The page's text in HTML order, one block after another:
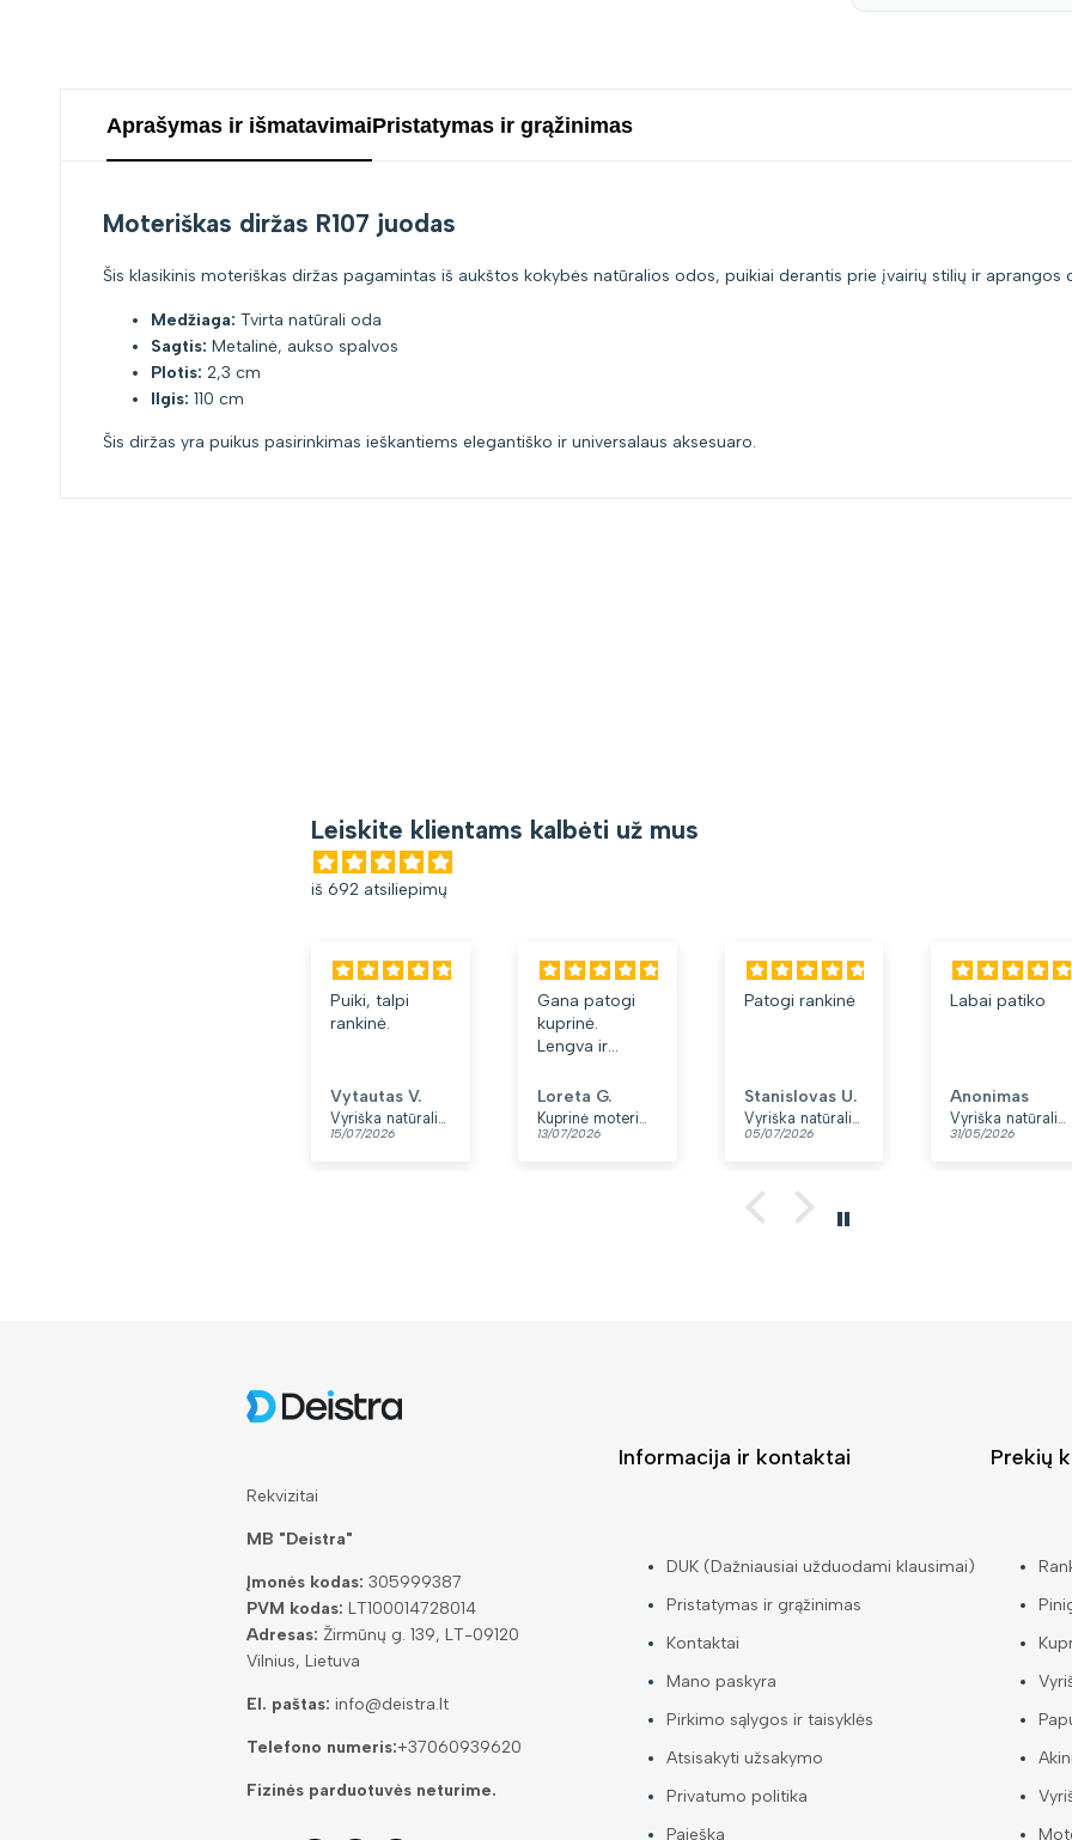
Aprašymas ir išmatavimaiPristatymas ir grąžinimas
Moteriškas diržas R107 juodas
Šis klasikinis moteriškas diržas pagamintas iš aukštos kokybės natūralios odos, puikiai derantis prie įvairių stilių ir aprangos
Medžiaga: Tvirta natūrali oda
Sagtis: Metalinė, aukso spalvos
Plotis: 2,3 cm
Ilgis: 110 cm
Šis diržas yra puikus pasirinkimas ieškantiems elegantiško ir universalaus aksesuaro.
Leiskite klientams kalbėti už mus
iš 692 atsiliepimų
Puiki, talpi
rankinė.
Vytautas V.
Vyriška natūralios odos rankinė per petį „Rovicky“, juoda
15/07/2026
Gana patogi
kuprinė.
Lengva ir
Patinka, kad
yra du skyriai.
👍
Loreta G.
Kuprinė moterims Peterson, tamsiai mėlyna K12
13/07/2026
Patogi rankinė
Stanislovas U.
Vyriška natūralios odos rankinė per petį „Rovicky“, juoda
05/07/2026
Labai patiko
Anonimas
Vyriška natūralios odos rankinė per petį „Rovicky“, juoda, su užtrauktuku
31/05/2026
Rekvizitai
MB "Deistra"
Įmonės kodas: 305999387
PVM kodas: LT100014728014
Adresas: Žirmūnų g. 139, LT-09120
Vilnius, Lietuva
El. paštas: info@deistra.lt
Telefono numeris:+37060939620
Fizinės parduotuvės neturime.
Informacija ir kontaktai
DUK (Dažniausiai užduodami klausimai)
Pristatymas ir grąžinimas
Kontaktai
Mano paskyra
Pirkimo sąlygos ir taisyklės
Atsisakyti užsakymo
Privatumo politika
Paieška
Prekių